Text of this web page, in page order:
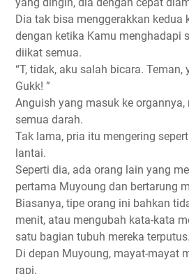
Dia tak bisa menggerakkan kedua
dengan ketika Kamu menghadapi
diikat semua.
“T, tidak, aku salah bicara. Teman,
Gukk! ”
Anguish yang masuk ke
semua darah.
Tak lama, pria itu mengering
lantai.
Seperti dia, ada orang lain yang
pertama Muyoung dan bertarung
Biasanya, tipe orang ini bahkan
menit, atau mengubah kata-kata
satu bagian tubuh mereka terputus.
Di depan Muyoung, mayat-mayat
rapi.